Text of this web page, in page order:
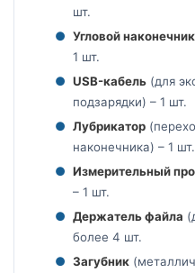
шт.
Угловой
1 шт.
USB-кабель (для
подзарядки) – 1 шт.
Лубрикатор
наконечника) – 1 шт.
Измерительный
– 1 шт.
Держатель файла
более 4 шт.
Загубник